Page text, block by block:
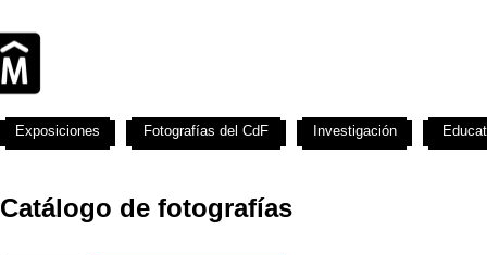
Catálogo de fotografías
Exposiciones Fotografías del CdF Investigación